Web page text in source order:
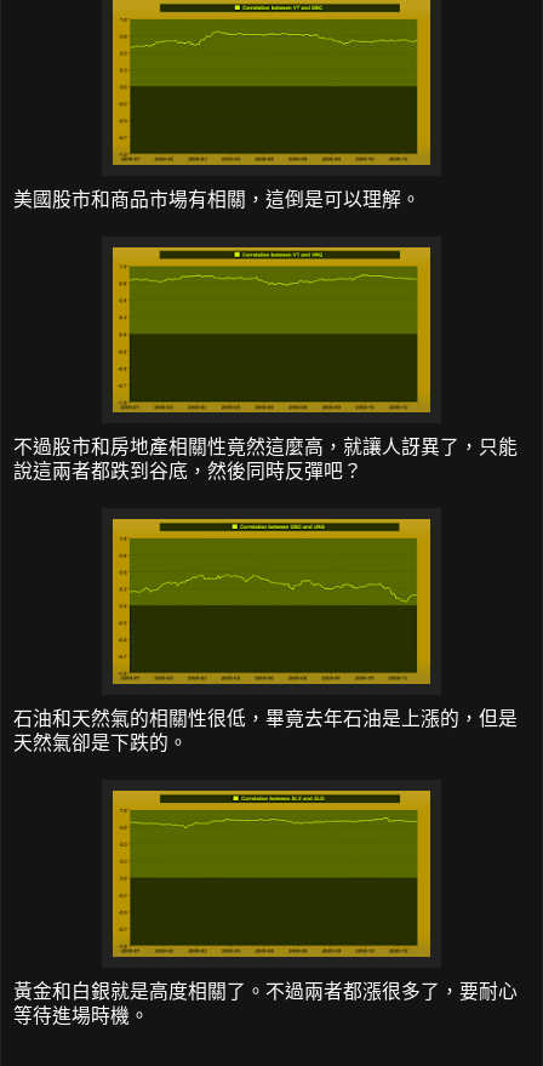
美國股市和商品市場有相關，這倒是可以理解。
不過股市和房地產相關性竟然這麼高，就讓人訝異了，只能
說這兩者都跌到谷底，然後同時反彈吧？
石油和天然氣的相關性很低，畢竟去年石油是上漲的，但是
天然氣卻是下跌的。
黃金和白銀就是高度相關了。不過兩者都漲很多了，要耐心
等待進場時機。